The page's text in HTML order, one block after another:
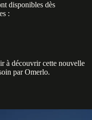
disponibles dès
:
à découvrir cette nouvelle
par Omerlo.